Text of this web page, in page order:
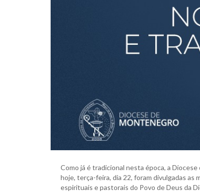
Como já é tradicional nesta época, a
hoje, terça-feira, dia 22, foram divulgadas as
espirituais e pastorais do Povo de Deus da